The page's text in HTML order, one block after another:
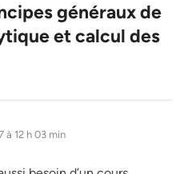
généraux de
et calcul des
à 12 h 03 min